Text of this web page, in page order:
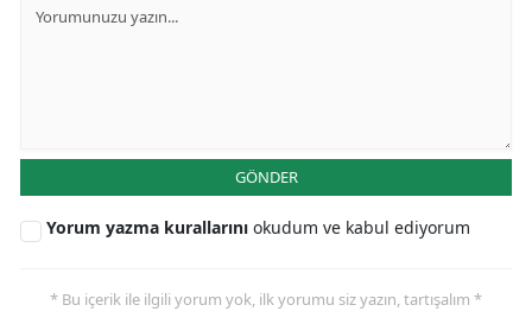
GÖNDER
Yorum yazma kurallarını okudum ve kabul ediyorum
* Bu içerik ile ilgili yorum yok, ilk yorumu siz yazın, tartışalım *